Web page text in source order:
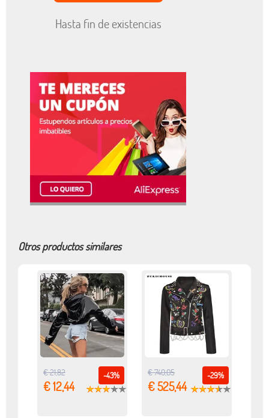
Hasta fin de existencias
Otros productos similares
-43%
€ 21,82
€ 12,44
-29%
€ 740,05
€ 525,44